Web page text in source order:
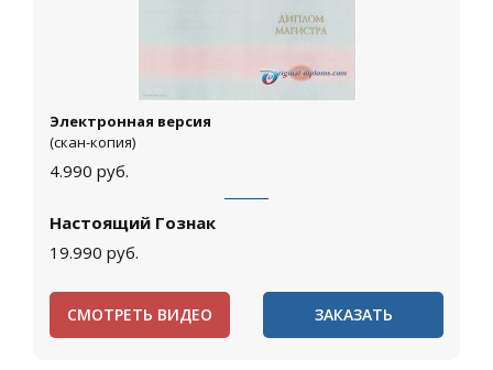
Электронная версия
(скан-копия)
4.990 руб.
Настоящий Гознак
19.990 руб.
СМОТРЕТЬ ВИДЕО ЗАКАЗАТЬ